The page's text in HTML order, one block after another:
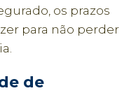
os prazos
para não perder
de